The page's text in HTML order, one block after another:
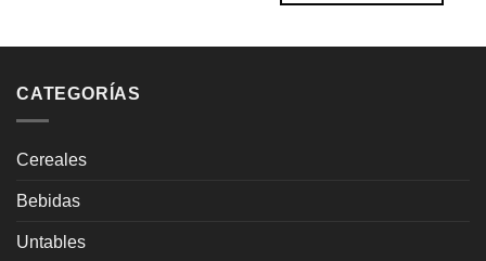
CATEGORÍAS
Cereales
Bebidas
Untables